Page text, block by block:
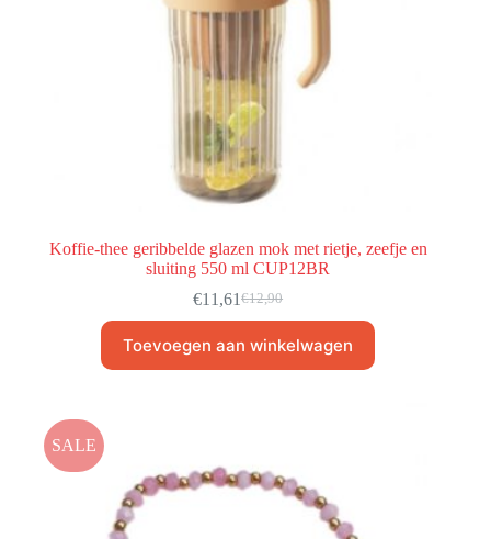
Koffie-thee geribbelde glazen mok met rietje, zeefje en
sluiting 550 ml CUP12BR
€12,90
€11,61
Toevoegen aan winkelwagen
SALE